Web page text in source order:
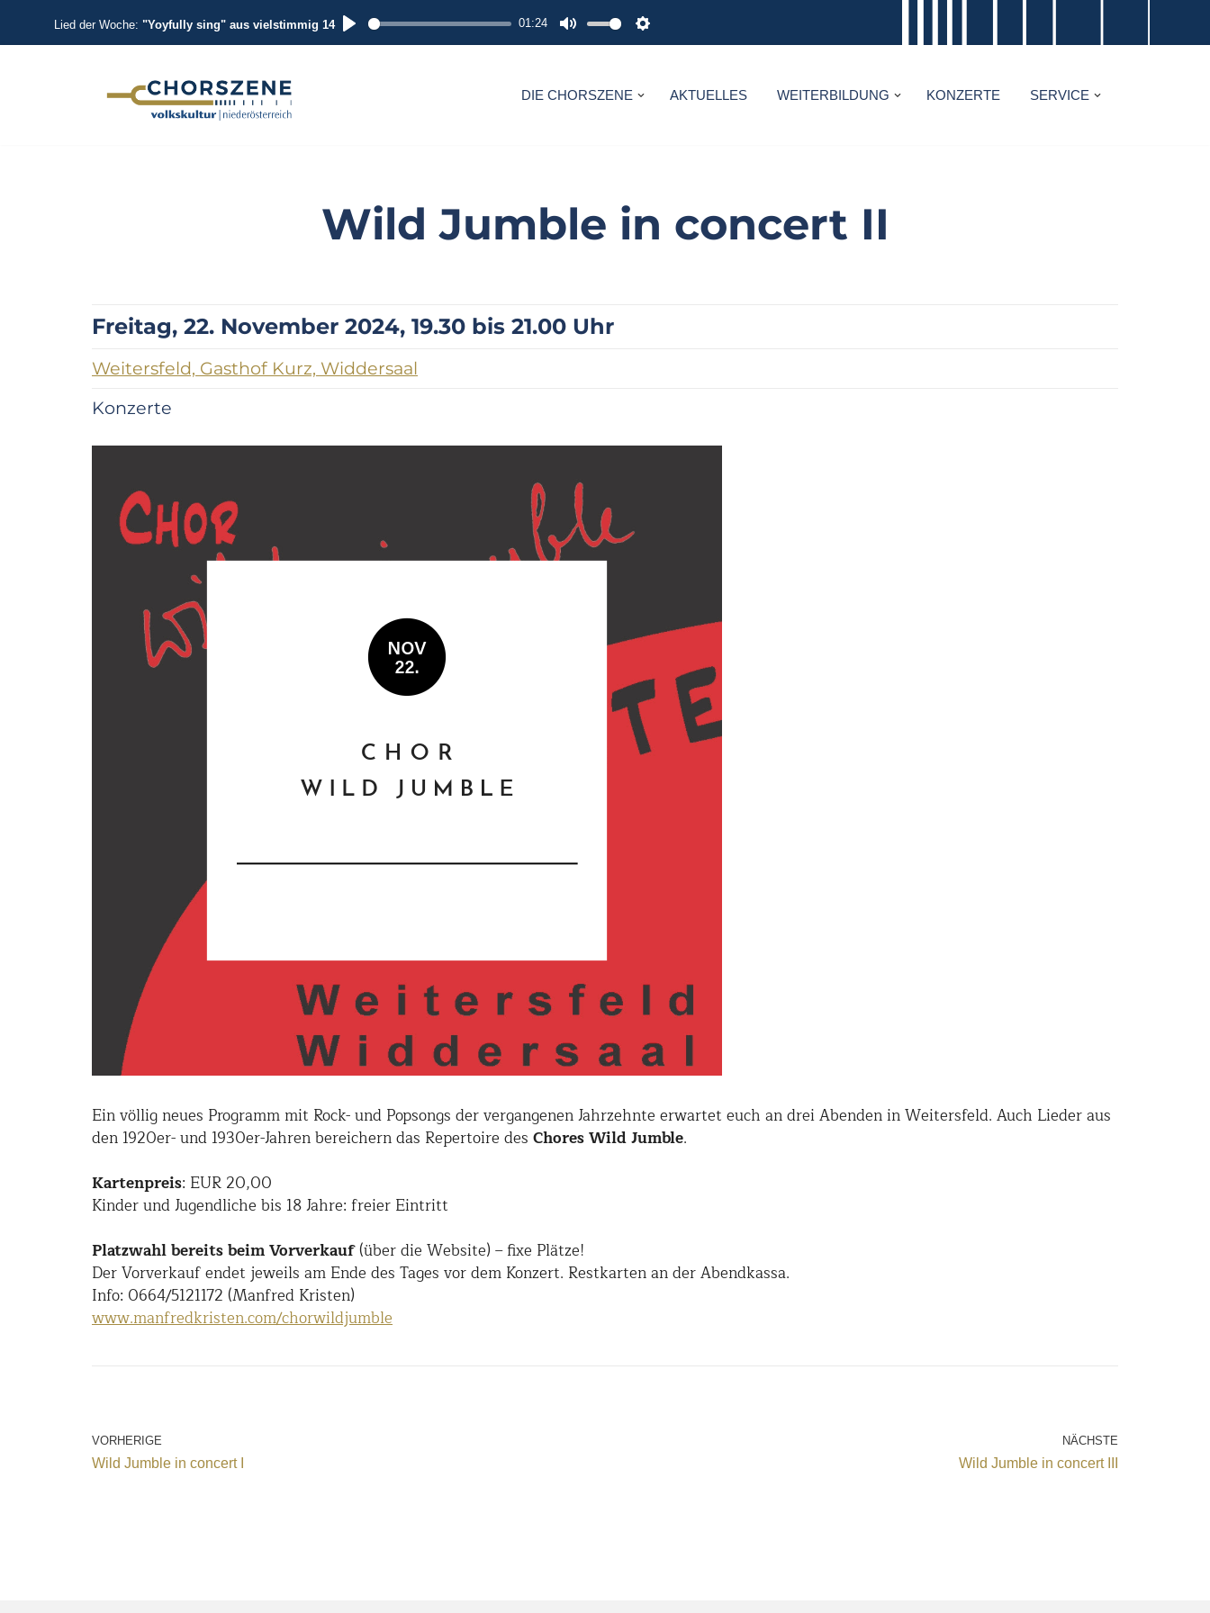
Lied der Woche: "Yoyfully sing" aus vielstimmig 14
P
01:24
M
T
S
T
S
DIE CHORSZENE AKTUELLES WEITERBILDUNG KONZERTE SERVICE
Wild Jumble in concert II
Freitag, 22. November 2024, 19.30 bis 21.00 Uhr
Weitersfeld, Gasthof Kurz, Widdersaal
Konzerte
Ein völlig neues Programm mit Rock- und Popsongs der vergangenen Jahrzehnte erwartet euch an drei Abenden in Weitersfeld. Auch Lieder aus
den 1920er- und 1930er-Jahren bereichern das Repertoire des Chores Wild Jumble.
Kartenpreis: EUR 20,00
Kinder und Jugendliche bis 18 Jahre: freier Eintritt
Platzwahl bereits beim Vorverkauf(über die Website) – fixe Plätze!
Der Vorverkauf endet jeweils am Ende des Tages vor dem Konzert. Restkarten an der Abendkassa.
Info: 0664/5121172 (Manfred Kristen)
www.manfredkristen.com/chorwildjumble
VORHERIGE
Wild Jumble in concert I
NÄCHSTE
Wild Jumble in concert III